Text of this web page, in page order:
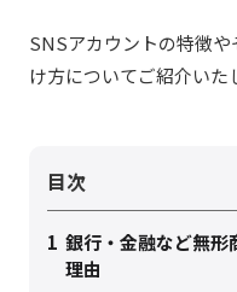
SNSアカウントの特徴
け方についてご紹介いた
目次
1 銀行・金融など無形
理由